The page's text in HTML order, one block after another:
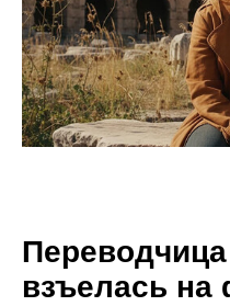
взъелась